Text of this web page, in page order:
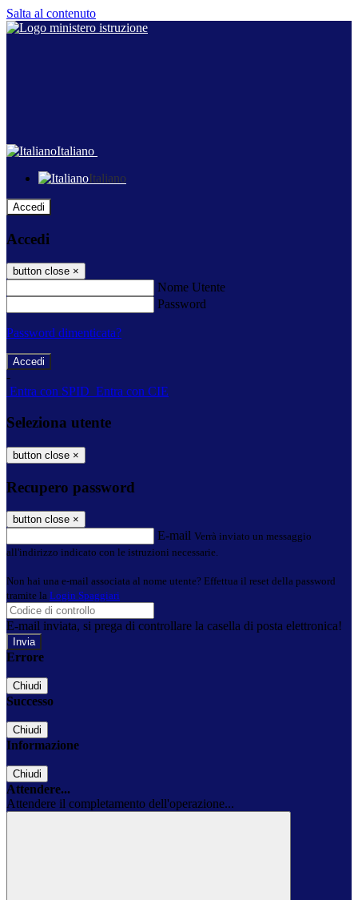
Salta al contenuto
Italiano
Italiano
Accedi
Accedi
button close ×
Nome Utente
Password
Password dimenticata?
-
Entra con SPID Entra con CIE
Seleziona utente
button close ×
Recupero password
button close ×
E-mail Verrà inviato un messaggio
all'indirizzo indicato con le istruzioni necessarie.
Non hai una e-mail associata al nome utente? Effettua il reset della password
tramite la Login Spaggiari
E-mail inviata, si prega di controllare la casella di posta elettronica!
Errore
Chiudi
Successo
Chiudi
Informazione
Chiudi
Attendere...
Attendere il completamento dell'operazione...